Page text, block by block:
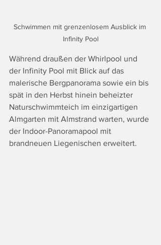
Schwimmen mit grenzenlosem Ausblick im
Infinity Pool
Während draußen der Whirlpool und
der Infinity Pool mit Blick auf das
malerische Bergpanorama sowie ein bis
spät in den Herbst hinein beheizter
Naturschwimmteich im einzigartigen
Almgarten mit Almstrand warten, wurde
der Indoor-Panoramapool mit
brandneuen Liegenischen erweitert.